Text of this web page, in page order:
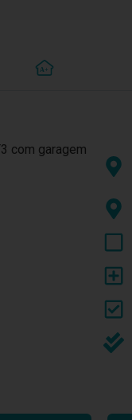
A+
com garagem